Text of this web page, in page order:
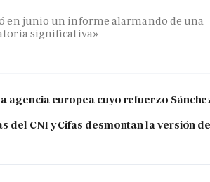
en junio un informe alarmando de una
significativa»
agencia europea cuyo refuerzo
del CNI y Cifas desmontan la versión